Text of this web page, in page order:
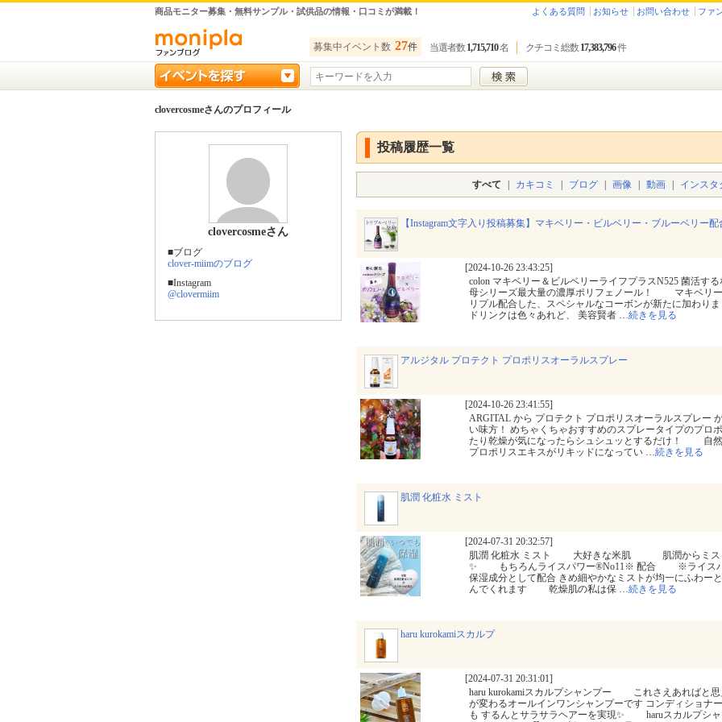
商品モニター募集・無料サンプル・試供品の情報・口コミが満載！ よくある質問 お知らせ お問い合わせ ファ
募集中イベント数 27件 当選者数 1,715,710名 クチコミ総数 17,383,796件
clovercosmeさんのプロフィール
clovercosmeさん
■ブログ
clover-miimのブログ
■Instagram
@clovermiim
投稿履歴一覧
すべて カキコミ ブログ 画像 動画 インスタ
【Instagram文字入り投稿募集】マキベリー・ビルベリー・ブルーベリー
[2024-10-26 23:43:25]
colon マキベリー＆ビルベリーライフプラスN525 菌活
母シリーズ最大量の濃厚ポリフェノール！ マキベリー
リプル配合した、スペシャルなコーボンが新たに加
ドリンクは色々あれど、 美容賢者 …続きを見る
アルジタル プロテクト プロポリスオーラルスプレー
[2024-10-26 23:41:55]
ARGITAL から プロテクト プロポリスオーラルスプレー
い味方！ めちゃくちゃおすすめのスプレータイプのプ
たり乾燥が気になったらシュシュッとするだけ！ 自然
プロポリスエキスがリキッドになってい …続きを見る
肌潤 化粧水 ミスト
[2024-07-31 20:32:57]
肌潤 化粧水 ミスト 大好きな米肌 肌潤からミスト
✨ もちろんライスパワー®No11※ 配合 ※ライスパ
保湿成分として配合 きめ細やかなミストが均一にふわー
んでくれます 乾燥肌の私は保 …続きを見る
haru kurokamiスカルプ
[2024-07-31 20:31:01]
haru kurokamiスカルプシャンプー これさえあれば
が変わるオールインワンシャンプーです コンディショナ
も するんとサラサラヘアーを実現✨ haruスカルプシャ